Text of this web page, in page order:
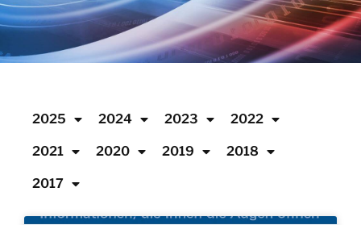
2025 2024 2023 2022
2021 2020 2019 2018
2017